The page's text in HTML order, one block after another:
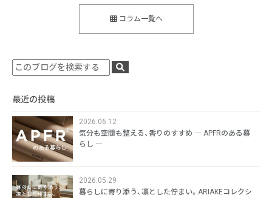
コラム一覧へ
最近の投稿
2026.06.12
気分も空間も整える、香りのすすめ ― APFRのある暮
らし ―
2026.05.29
暮らしに寄り添う、凛とした佇まい。ARIAKEコレクシ